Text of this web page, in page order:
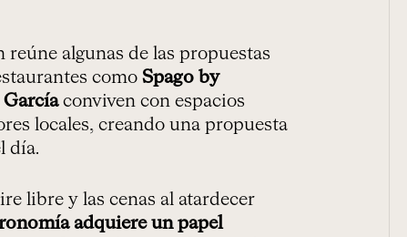
algunas de las propuestas
como Spago by
conviven con espacios
locales, creando una propuesta
día.
libre y las cenas al atardecer
adquiere un papel